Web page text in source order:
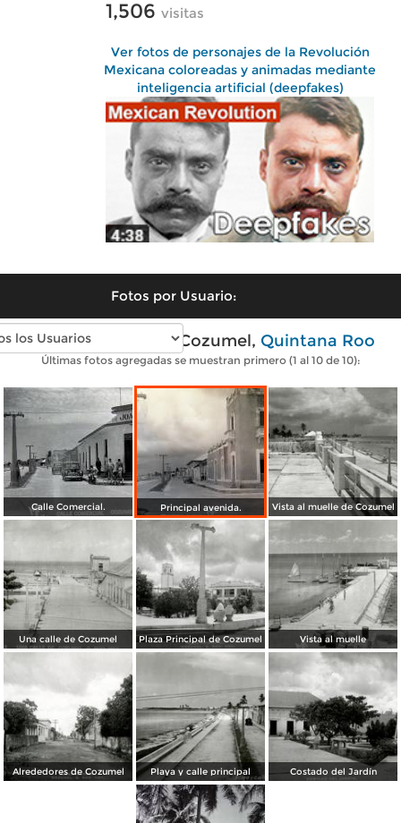
1,506 visitas
Ver fotos de personajes de la Revolución
Mexicana coloreadas y animadas mediante
inteligencia artificial (deepfakes)
Fotos por Usuario:
Fotos antiguas de Cozumel, Quintana Roo
Últimas fotos agregadas se muestran primero (1 al 10 de 10):
Calle Comercial. Principal avenida. Vista al muelle de Cozumel
Una calle de Cozumel Plaza Principal de Cozumel Vista al muelle
Alrededores de Cozumel Playa y calle principal Costado del Jardín